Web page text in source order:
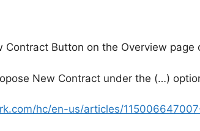
Contract Button on the Overview
New Contract under the (…)
hc/en-us/articles/